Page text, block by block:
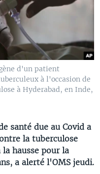
d'un patient
à l'occasion de
à Hyderabad, en Inde,
santé due au Covid a
la tuberculose
hausse pour la
a alerté l'OMS jeudi.